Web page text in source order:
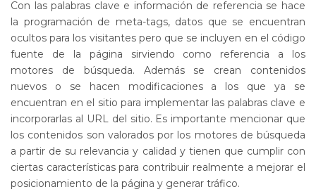
Con las palabras clave e información de referencia se hace
la programación de meta-tags, datos que se encuentran
ocultos para los visitantes pero que se incluyen en el código
fuente de la página sirviendo como referencia a los
motores de búsqueda. Además se crean contenidos
nuevos o se hacen modificaciones a los que ya se
encuentran en el sitio para implementar las palabras clave e
incorporarlas al URL del sitio. Es importante mencionar que
los contenidos son valorados por los motores de búsqueda
a partir de su relevancia y calidad y tienen que cumplir con
ciertas características para contribuir realmente a mejorar el
posicionamiento de la página y generar tráfico.